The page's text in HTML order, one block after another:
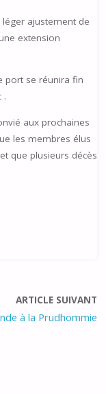
ajustement de
extension
port se réunira fin
.
aux prochaines
les membres élus
que plusieurs décès
ARTICLE SUIVANT
à la Prudhommie